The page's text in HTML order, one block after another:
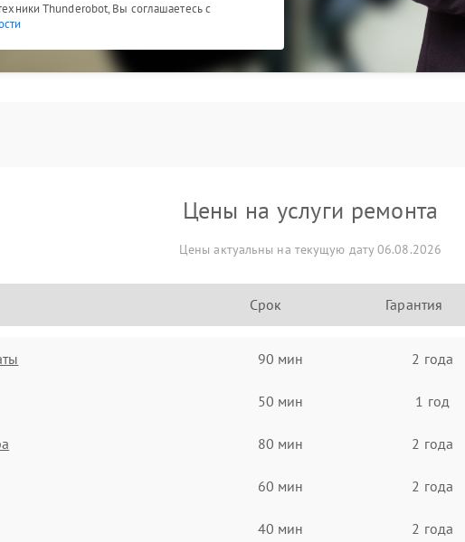
Thunderobot, Вы соглашаетесь с
Цены на услуги ремонта
Цены актуальны на текущую дату 06.08.2026
Срок Гарантия
90 мин 2 года
50 мин 1 год
80 мин 2 года
60 мин 2 года
40 мин 2 года